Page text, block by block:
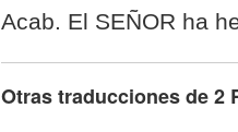
Acab. El SEÑOR ha
Otras traducciones de2